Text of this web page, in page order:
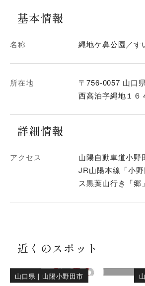
基本情報
名称 縄地ケ鼻公園／す
所在地
〒756-0057 山口
西高泊字縄地１６
詳細情報
アクセス
山陽自動車道小野
JR山陽本線「小
ス黒葉山行き「郷
近くのスポット
山口県 ｜ 山陽小野田市